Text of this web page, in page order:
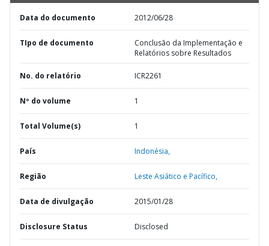
Data do documento 2012/06/28
TIpo de documento
Conclusão da Implementação e
Relatórios sobre Resultados
No. do relatório ICR2261
Nº do volume 1
Total Volume(s) 1
País Indonésia,
Região Leste Asiático e Pacífico,
Data de divulgação 2015/01/28
Disclosure Status Disclosed